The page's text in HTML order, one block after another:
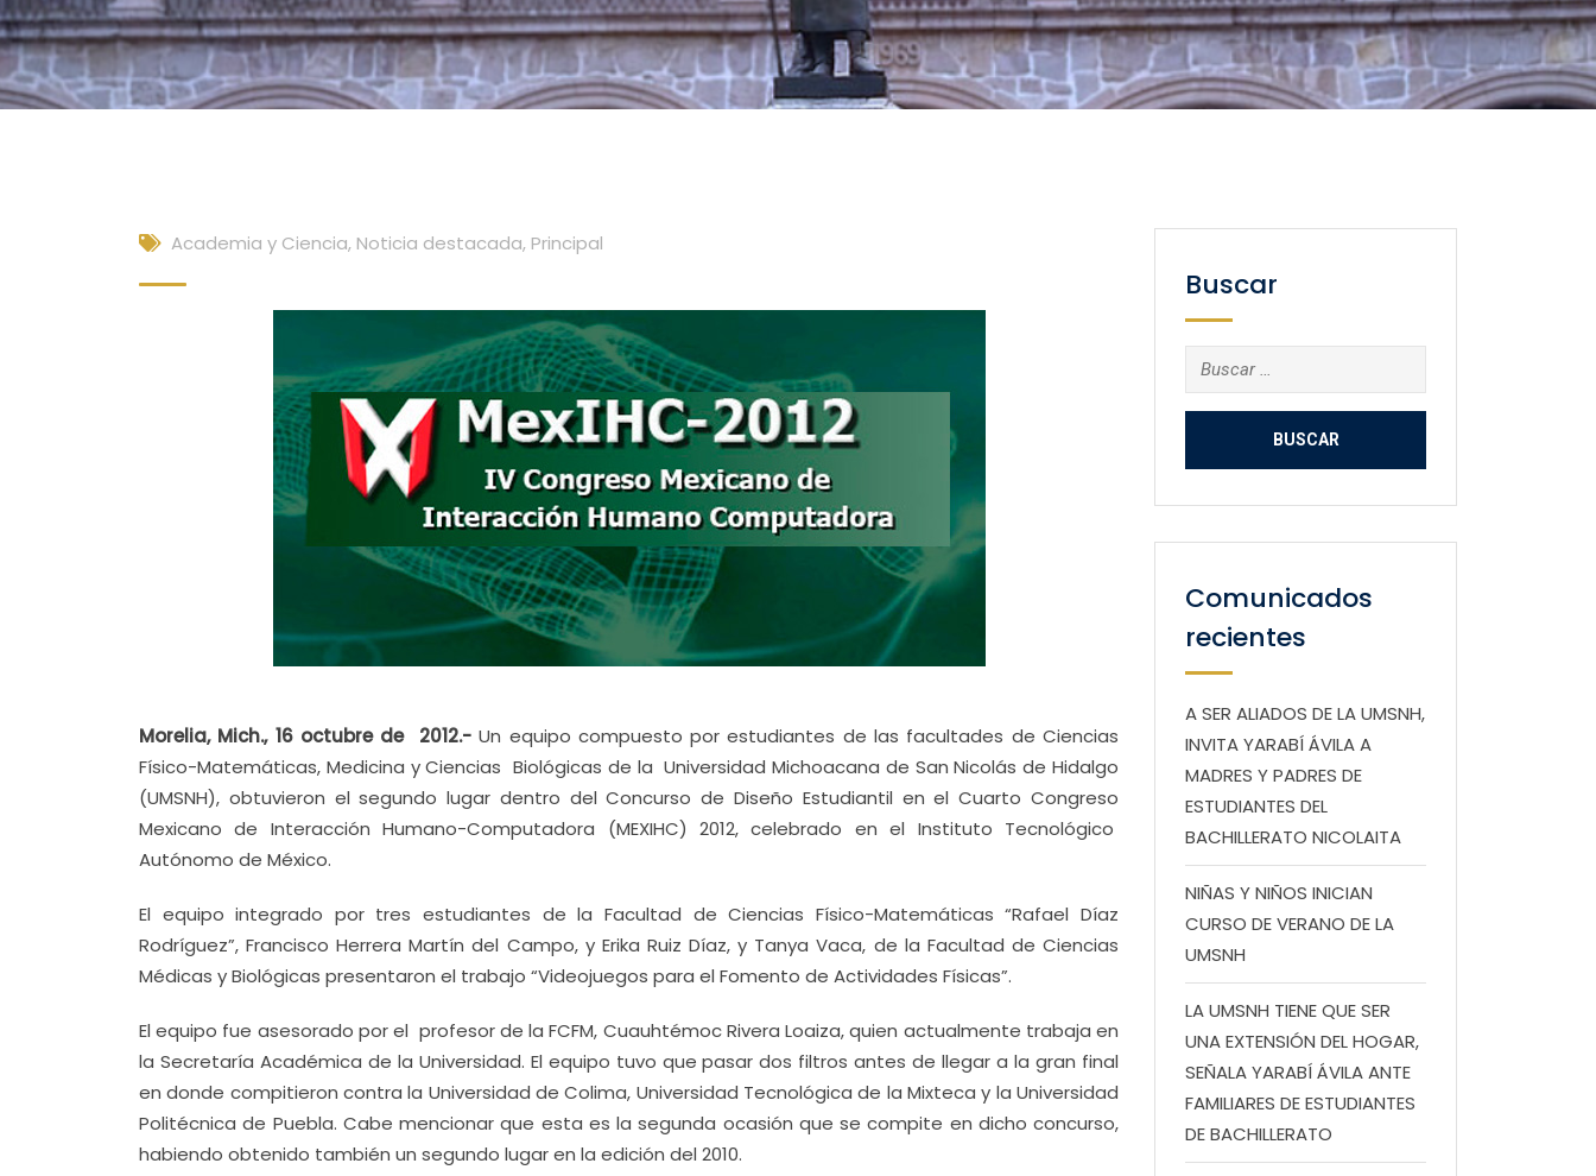
Academia y Ciencia, Noticia destacada, Principal
Morelia, Mich., 16 octubre de 2012.-Un equipo compuesto por estudiantes de las facultades de Ciencias
Físico-Matemáticas, Medicina y Ciencias Biológicas de la Universidad Michoacana de San Nicolás de Hidalgo
(UMSNH), obtuvieron el segundo lugar dentro del Concurso de Diseño Estudiantil en el Cuarto Congreso
Mexicano de Interacción Humano-Computadora (MEXIHC) 2012, celebrado en el Instituto Tecnológico
Autónomo de México.
El equipo integrado por tres estudiantes de la Facultad de Ciencias Físico-Matemáticas “Rafael Díaz
Rodríguez”, Francisco Herrera Martín del Campo, y Erika Ruiz Díaz, y Tanya Vaca, de la Facultad de Ciencias
Médicas y Biológicas presentaron el trabajo “Videojuegos para el Fomento de Actividades Físicas”.
El equipo fue asesorado por el profesor de la FCFM, Cuauhtémoc Rivera Loaiza, quien actualmente trabaja en
la Secretaría Académica de la Universidad. El equipo tuvo que pasar dos filtros antes de llegar a la gran final
en donde compitieron contra la Universidad de Colima, Universidad Tecnológica de la Mixteca y la Universidad
Politécnica de Puebla. Cabe mencionar que esta es la segunda ocasión que se compite en dicho concurso,
habiendo obtenido también un segundo lugar en la edición del 2010.
Buscar
Buscar:
Comunicados
recientes
A SER ALIADOS DE LA UMSNH,
INVITA YARABÍ ÁVILA A
MADRES Y PADRES DE
ESTUDIANTES DEL
BACHILLERATO NICOLAITA
NIÑAS Y NIÑOS INICIAN
CURSO DE VERANO DE LA
UMSNH
LA UMSNH TIENE QUE SER
UNA EXTENSIÓN DEL HOGAR,
SEÑALA YARABÍ ÁVILA ANTE
FAMILIARES DE ESTUDIANTES
DE BACHILLERATO